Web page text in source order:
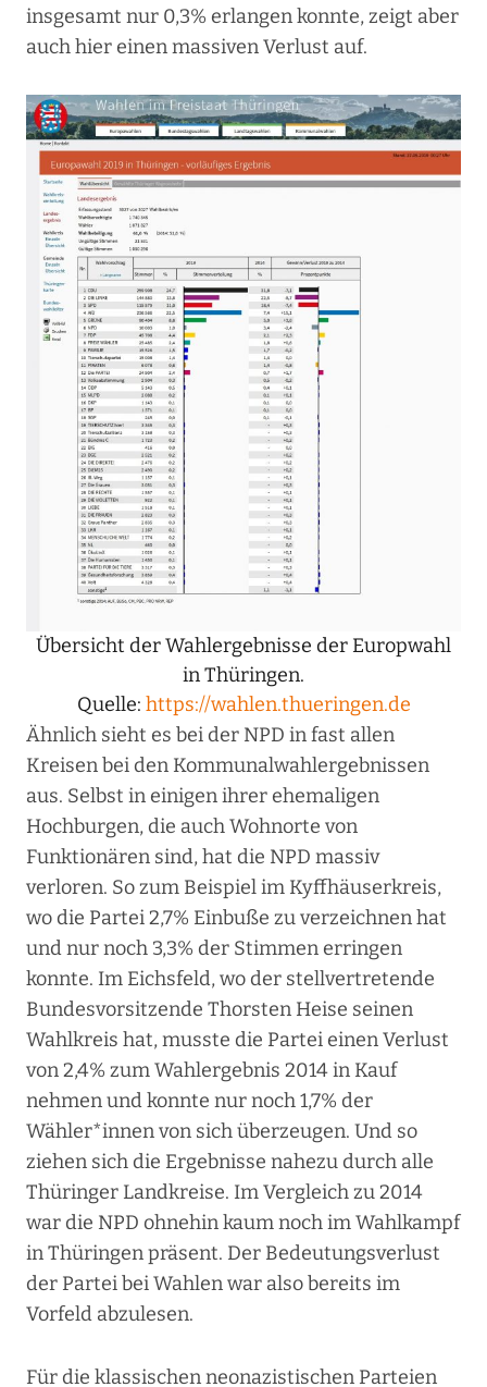
insgesamt nur 0,3% erlangen konnte, zeigt aber
auch hier einen massiven Verlust auf.
Übersicht der Wahlergebnisse der Europwahl
in Thüringen.
Quelle: https://wahlen.thueringen.de
Ähnlich sieht es bei der NPD in fast allen
Kreisen bei den Kommunalwahlergebnissen
aus. Selbst in einigen ihrer ehemaligen
Hochburgen, die auch Wohnorte von
Funktionären sind, hat die NPD massiv
verloren. So zum Beispiel im Kyffhäuserkreis,
wo die Partei 2,7% Einbuße zu verzeichnen hat
und nur noch 3,3% der Stimmen erringen
konnte. Im Eichsfeld, wo der stellvertretende
Bundesvorsitzende Thorsten Heise seinen
Wahlkreis hat, musste die Partei einen Verlust
von 2,4% zum Wahlergebnis 2014 in Kauf
nehmen und konnte nur noch 1,7% der
Wähler*innen von sich überzeugen. Und so
ziehen sich die Ergebnisse nahezu durch alle
Thüringer Landkreise. Im Vergleich zu 2014
war die NPD ohnehin kaum noch im Wahlkampf
in Thüringen präsent. Der Bedeutungsverlust
der Partei bei Wahlen war also bereits im
Vorfeld abzulesen.
Für die klassischen neonazistischen Parteien